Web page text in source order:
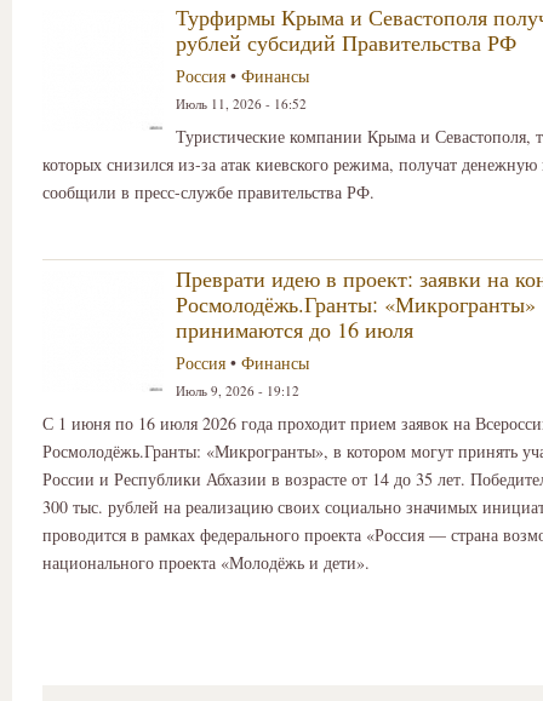
Турфирмы Крыма и Севастополя
рублей субсидий Правительства РФ
Россия • Финансы
Июль 11, 2026 - 16:52
Туристические компании Крыма и Севастополя,
которых снизился из-за атак киевского режима, получат
сообщили в пресс-службе правительства РФ.
Преврати идею в проект: заявки на
Росмолодёжь.Гранты: «Микрогранты»
принимаются до 16 июля
Россия • Финансы
Июль 9, 2026 - 19:12
С 1 июня по 16 июля 2026 года проходит прием заявок на
Росмолодёжь.Гранты: «Микрогранты», в котором могут принять
России и Республики Абхазии в возрасте от 14 до 35 лет.
300 тыс. рублей на реализацию своих социально значимых
проводится в рамках федерального проекта «Россия — страна
национального проекта «Молодёжь и дети».